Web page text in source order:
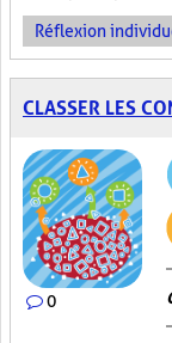
Réflexion
CLASSER LES
0